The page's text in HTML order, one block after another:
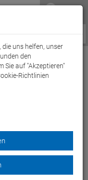
Service / Hilfe
orange
Terra M31eTeam IX
und lasst euch
die uns helfen, unser
den
Sie auf "Akzeptieren"
Richtlinien